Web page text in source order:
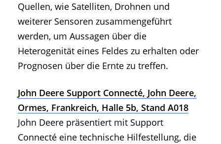
Quellen, wie Satelliten, Drohnen und
weiterer Sensoren zusammengeführt
werden, um Aussagen über die
Heterogenität eines Feldes zu erhalten oder
Prognosen über die Ernte zu treffen.
John Deere Support Connecté, John Deere,
Ormes, Frankreich, Halle 5b, Stand A018
John Deere präsentiert mit Support
Connecté eine technische Hilfestellung, die